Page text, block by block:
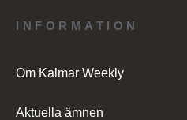
INFORMATION
Om Kalmar Weekly
Aktuella ämnen